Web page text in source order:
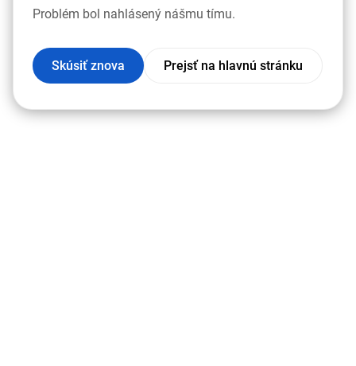
Problém bol nahlásený nášmu tímu.
Skúsiť znova Prejsť na hlavnú stránku